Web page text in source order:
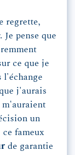
regrette,
Je pense que
ce que je
l'échange
j'aurais
m'auraient
un
fameux
de garantie